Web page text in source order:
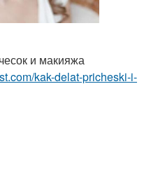
и макияжа
kak-delat-pricheski-i-